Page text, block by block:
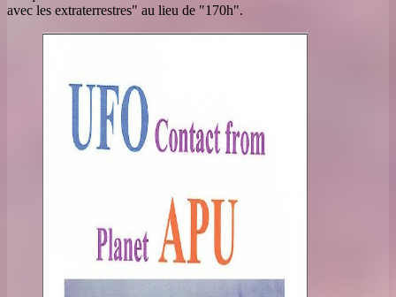
avec les extraterrestres" au lieu de "170h".